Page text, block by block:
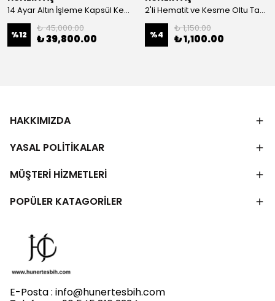
14 Ayar Altın İşleme Kapsül Kesim Oltu Taşı Tespih
%12
₺ 45,000.00
₺ 39,800.00
2'li Hematit ve Kesme Oltu Taşı Bileklik
%4
₺ 1,150.00
₺ 1,100.00
HAKKIMIZDA
YASAL POLİTİKALAR
MÜŞTERİ HİZMETLERİ
POPÜLER KATAGORİLER
E-Posta : info@hunertesbih.com